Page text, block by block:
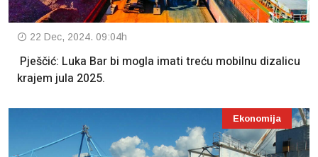
22 Dec, 2024. 09:04h
Pješčić: Luka Bar bi mogla imati treću mobilnu dizalicu
krajem jula 2025.
Ekonomija